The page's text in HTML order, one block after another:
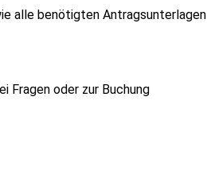
alle benötigten Antragsunterlagen
Fragen oder zur Buchung